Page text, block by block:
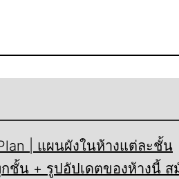
| แผนผังในห้างแต่ละชั้น
ชั้น + รูปอัปเดตของห้างนี้ ส